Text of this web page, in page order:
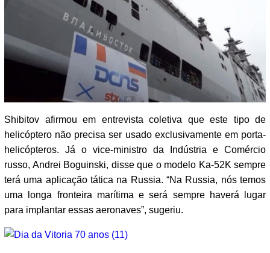
Shibitov afirmou em entrevista coletiva que este tipo de
helicóptero não precisa ser usado exclusivamente em porta-
helicópteros. Já o vice-ministro da Indústria e Comércio
russo, Andrei Boguinski, disse que o modelo Ka-52K sempre
terá uma aplicação tática na Russia. “Na Russia, nós temos
uma longa fronteira marítima e será sempre haverá lugar
para implantar essas aeronaves”, sugeriu.